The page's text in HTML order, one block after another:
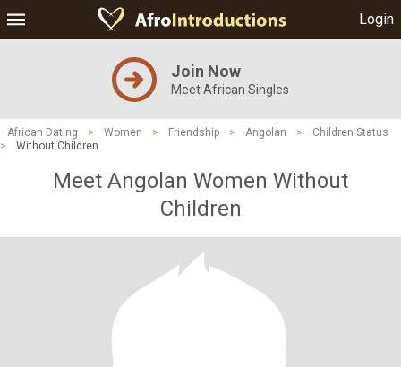
Login
Join Now
Meet African Singles
African Dating > Women > Friendship > Angolan >
Children Status
>
Without Children
Meet Angolan Women Without
Children